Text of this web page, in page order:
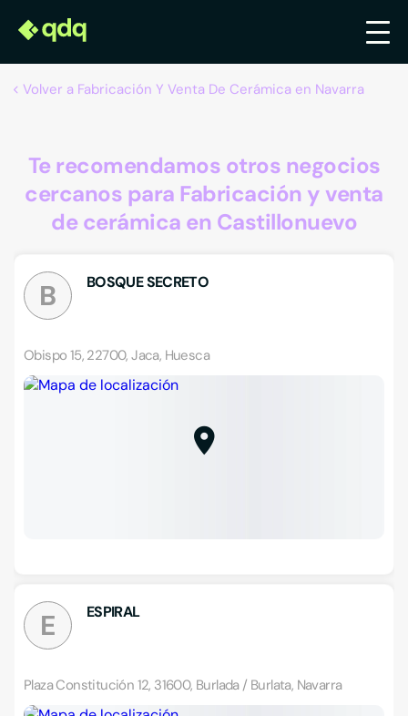
Volver a Fabricación Y Venta De Cerámica en Navarra
Te recomendamos otros negocios
cercanos para Fabricación y venta
de cerámica en Castillonuevo
B BOSQUE SECRETO
Obispo 15, 22700, Jaca, Huesca
E ESPIRAL
Plaza Constitución 12, 31600, Burlada / Burlata, Navarra